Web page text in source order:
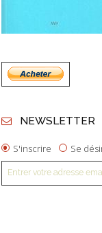
NEWSLETTER
S'inscrire Se